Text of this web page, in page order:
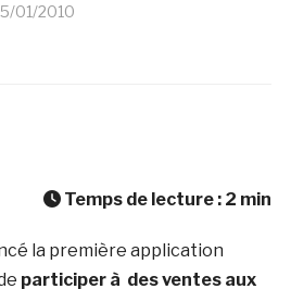
01/2010
Temps de lecture : 2 min
la première application
participer à des ventes aux